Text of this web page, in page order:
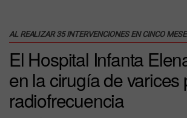
AL REALIZAR 35 INTERVENCIONES EN CINCO
El Hospital Infanta
en la cirugía de varices
radiofrecuencia